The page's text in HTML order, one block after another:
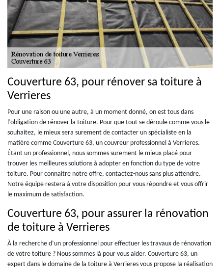
Couverture 63, pour rénover sa toiture à
Verrieres
Pour une raison ou une autre, à un moment donné, on est tous dans
l’obligation de rénover la toiture. Pour que tout se déroule comme vous le
souhaitez, le mieux sera surement de contacter un spécialiste en la
matière comme Couverture 63, un couvreur professionnel à Verrieres.
Étant un professionnel, nous sommes surement le mieux placé pour
trouver les meilleures solutions à adopter en fonction du type de votre
toiture. Pour connaitre notre offre, contactez-nous sans plus attendre.
Notre équipe restera à votre disposition pour vous répondre et vous offrir
le maximum de satisfaction.
Couverture 63, pour assurer la rénovation
de toiture à Verrieres
À la recherche d’un professionnel pour effectuer les travaux de rénovation
de votre toiture ? Nous sommes là pour vous aider. Couverture 63, un
expert dans le domaine de la toiture à Verrieres vous propose la réalisation